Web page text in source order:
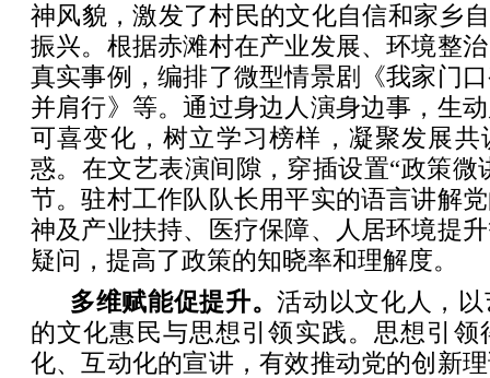
神风貌，激发了村民的文化自信和家乡
振兴。根据赤滩村在产业发展、环境整
真实事例，编排了微型情景剧《我家门
并肩行》等。通过身边人演身边事，生
可喜变化，树立学习榜样，凝聚发展共
惑。在文艺表演间隙，穿插设置“政策微
节。驻村工作队队长用平实的语言讲解
神及产业扶持、医疗保障、人居环境提
疑问，提高了政策的知晓率和理解度。
多维赋能促提升。活动以文化人，
的文化惠民与思想引领实践。思想引领
化、互动化的宣讲，有效推动党的创新